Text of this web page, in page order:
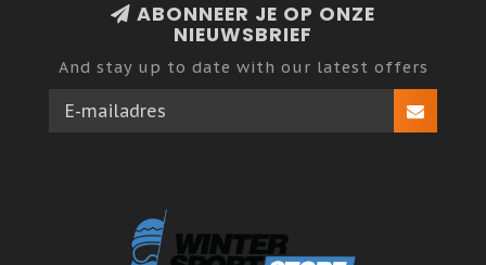
ABONNEER JE OP ONZE
NIEUWSBRIEF
And stay up to date with our latest offers